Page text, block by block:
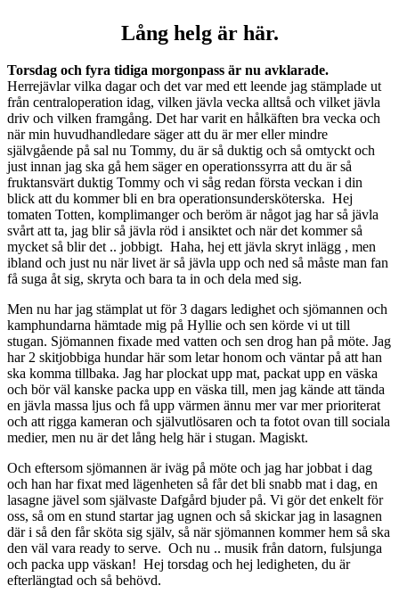
Lång helg är här.
Torsdag och fyra tidiga morgonpass är nu avklarade.
Herrejävlar vilka dagar och det var med ett leende jag stämplade ut
från centraloperation idag, vilken jävla vecka alltså och vilket jävla
driv och vilken framgång. Det har varit en hålkäften bra vecka och
när min huvudhandledare säger att du är mer eller mindre
självgående på sal nu Tommy, du är så duktig och så omtyckt och
just innan jag ska gå hem säger en operationssyrra att du är så
fruktansvärt duktig Tommy och vi såg redan första veckan i din
blick att du kommer bli en bra operationsundersköterska. Hej
tomaten Totten, komplimanger och beröm är något jag har så jävla
svårt att ta, jag blir så jävla röd i ansiktet och när det kommer så
mycket så blir det .. jobbigt. Haha, hej ett jävla skryt inlägg , men
ibland och just nu när livet är så jävla upp och ned så måste man fan
få suga åt sig, skryta och bara ta in och dela med sig.
Men nu har jag stämplat ut för 3 dagars ledighet och sjömannen och
kamphundarna hämtade mig på Hyllie och sen körde vi ut till
stugan. Sjömannen fixade med vatten och sen drog han på möte. Jag
har 2 skitjobbiga hundar här som letar honom och väntar på att han
ska komma tillbaka. Jag har plockat upp mat, packat upp en väska
och bör väl kanske packa upp en väska till, men jag kände att tända
en jävla massa ljus och få upp värmen ännu mer var mer prioriterat
och att rigga kameran och självutlösaren och ta fotot ovan till sociala
medier, men nu är det lång helg här i stugan. Magiskt.
Och eftersom sjömannen är iväg på möte och jag har jobbat i dag
och han har fixat med lägenheten så får det bli snabb mat i dag, en
lasagne jävel som självaste Dafgård bjuder på. Vi gör det enkelt för
oss, så om en stund startar jag ugnen och så skickar jag in lasagnen
där i så den får sköta sig själv, så när sjömannen kommer hem så ska
den väl vara ready to serve. Och nu .. musik från datorn, fulsjunga
och packa upp väskan! Hej torsdag och hej ledigheten, du är
efterlängtad och så behövd.